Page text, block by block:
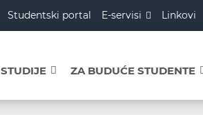
Studentski portal E-servisi Linkovi
STUDIJE ZA BUDUĆE STUDENTE